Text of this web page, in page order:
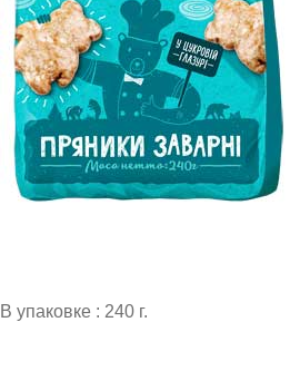
В упаковке : 240 г.